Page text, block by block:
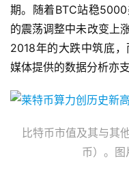
期。随着BTC站稳
的震荡调整中未改变上
2018年的大跌中筑底
媒体提供的数据分析亦
比特币市值及其与其
币）。